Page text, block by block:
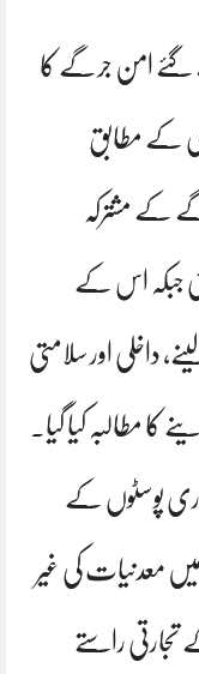
گئے امن جرگے کا
وی کے مطابق
کے مشترکہ
جبکہ اس کے
داخلی اور سلامتی
کا مطالبہ کیا گیا۔
پوسٹوں کے
میں معدنیات کی غیر
تجارتی راستے